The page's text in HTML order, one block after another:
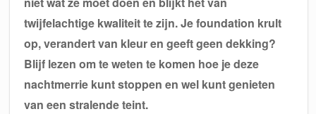
twijfelachtige kwaliteit te zijn. Je foundation krult
op, verandert van kleur en geeft geen dekking?
Blijf lezen om te weten te komen hoe je deze
nachtmerrie kunt stoppen en wel kunt genieten
van een stralende teint.